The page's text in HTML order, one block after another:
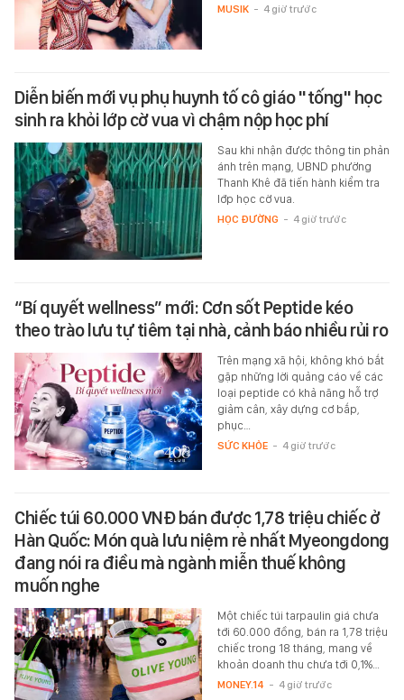
MUSIK - 4 giờ trước
Diễn biến mới vụ phụ huynh tố cô giáo "tống" học
sinh ra khỏi lớp cờ vua vì chậm nộp học phí
Sau khi nhận được thông tin phản
ánh trên mạng, UBND phường
Thanh Khê đã tiến hành kiểm tra
lớp học cờ vua.
HỌC ĐƯỜNG - 4 giờ trước
“Bí quyết wellness” mới: Cơn sốt Peptide kéo
theo trào lưu tự tiêm tại nhà, cảnh báo nhiều rủi ro
Trên mạng xã hội, không khó bắt
gặp những lời quảng cáo về các
loại peptide có khả năng hỗ trợ
giảm cân, xây dựng cơ bắp,
phục…
SỨC KHỎE - 4 giờ trước
Chiếc túi 60.000 VNĐ bán được 1,78 triệu chiếc ở
Hàn Quốc: Món quà lưu niệm rẻ nhất Myeongdong
đang nói ra điều mà ngành miễn thuế không
muốn nghe
Một chiếc túi tarpaulin giá chưa
tới 60.000 đồng, bán ra 1,78 triệu
chiếc trong 18 tháng, mang về
khoản doanh thu chưa tới 0,1%…
MONEY.14 - 4 giờ trước